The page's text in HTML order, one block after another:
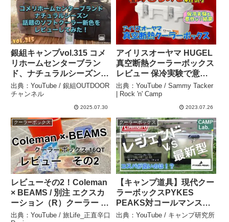
銀組キャンプvol.315 コメ
リホームセンターブラン
ド、ナチュラルシーズン
話題のソフトクーラー新色
をレビューしてみた！ – 銀
組OUTDOORチャンネル
出典：YouTube / 銀組OUTDOOR
チャンネル
2025.07.30
アイリスオーヤマ HUGEL
真空断熱クーラーボックス
レビュー 保冷実験で意外
な結果 – Sammy Tacker |
Rock ‘n’ Camp
出典：YouTube / Sammy Tacker
| Rock 'n' Camp
2023.07.26
クーラーボックス
レビューその2！Coleman
× BEAMS / 別注 エクスカ
ーション（R）クーラー ボ
ックス 16QT – 旅Life_正直
出典：YouTube / 旅Life_正直辛口
クーラーボックス
【キャンプ道具】現代クー
ラーボックスPYKES
PEAKS対コールマンスチ
ールベルトクーラーにて保
出典：YouTube / キャンプ研究所